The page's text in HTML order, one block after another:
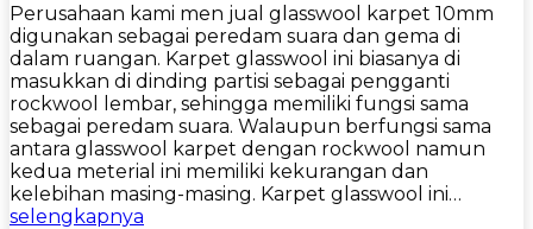
Perusahaan kami men jual glasswool karpet 10mm
digunakan sebagai peredam suara dan gema di
dalam ruangan. Karpet glasswool ini biasanya di
masukkan di dinding partisi sebagai pengganti
rockwool lembar, sehingga memiliki fungsi sama
sebagai peredam suara. Walaupun berfungsi sama
antara glasswool karpet dengan rockwool namun
kedua meterial ini memiliki kekurangan dan
kelebihan masing-masing. Karpet glasswool ini…
selengkapnya